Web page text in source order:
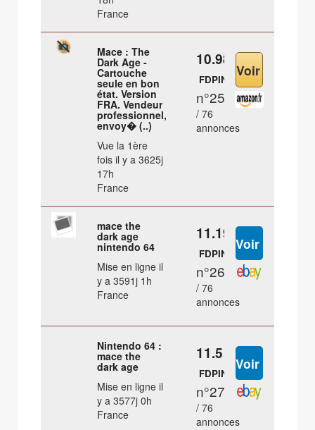
France
Mace : The
Dark Age -
Cartouche
seule en bon
état. Version
FRA. Vendeur
professionnel,
envoy� (..)
Vue la 1ère
fois il y a 3625j
17h
France
10.98 €
FDPIN
n°25
/ 76
annonces
mace the
dark age
nintendo 64
Mise en ligne il
y a 3591j 1h
France
11.19 €
FDPIN
n°26
/ 76
annonces
Nintendo 64 :
mace the
dark age
Mise en ligne il
y a 3577j 0h
France
11.5 €
FDPIN
n°27
/ 76
annonces